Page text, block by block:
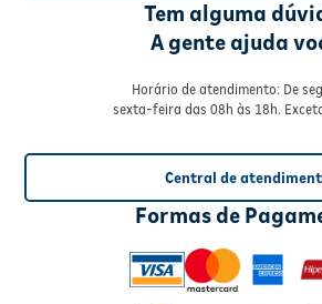
Tem alguma
A gente ajuda
Horário de atendimento: De
sexta-feira das 08h às 18h.
Central de
Formas de